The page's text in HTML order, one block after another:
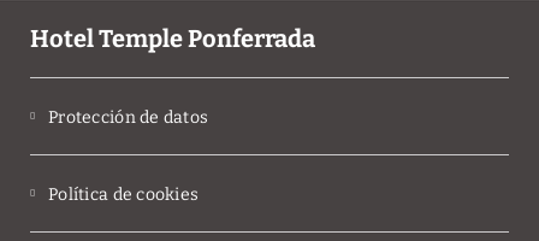
Hotel Temple Ponferrada
Protección de datos
Política de cookies